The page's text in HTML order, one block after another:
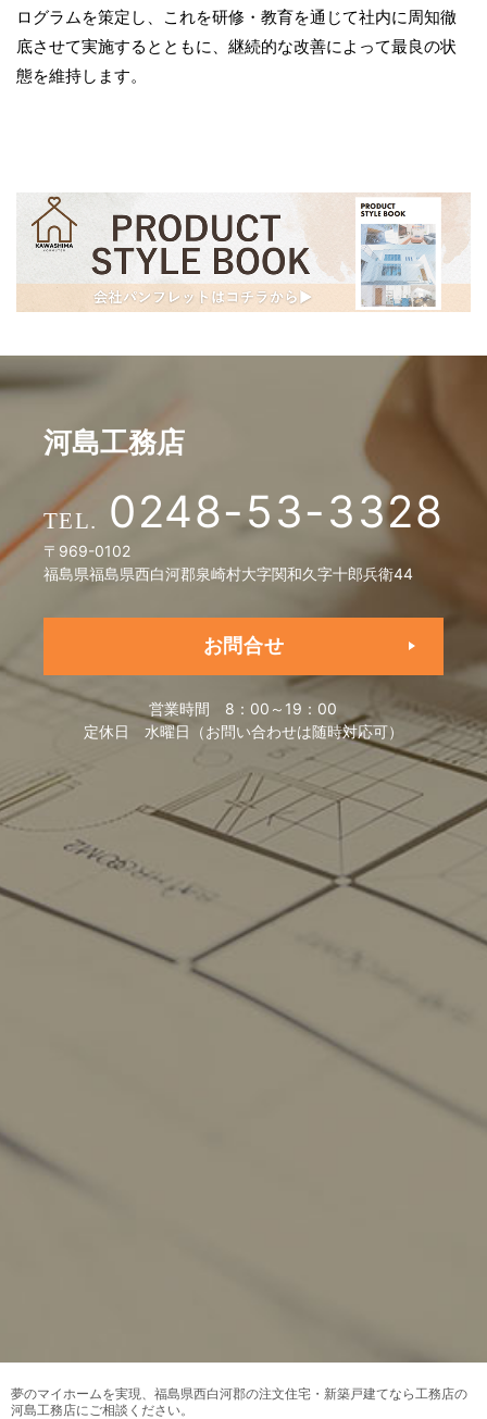
ログラムを策定し、これを研修・教育を通じて社内に周知徹
底させて実施するとともに、継続的な改善によって最良の状
態を維持します。
河島工務店
0248-53-3328
〒969-0102
福島県福島県西白河郡泉崎村大字関和久字十郎兵衛44
お問合せ
営業時間 8：00～19：00
定休日 水曜日（お問い合わせは随時対応可）
夢のマイホームを実現、 福島県西白河郡の注文住宅・新築戸建てなら工務店の
河島工務店にご相談ください。